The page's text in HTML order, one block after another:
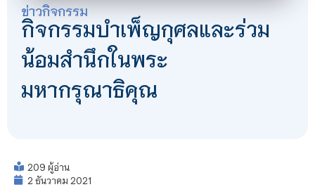
ข่าวกิจกรรม
กิจกรรมบำเพ็ญกุศลและร่วม
น้อมสำนึกในพระ
มหากรุณาธิคุณ
209 ผู้อ่าน
2 ธันวาคม 2021